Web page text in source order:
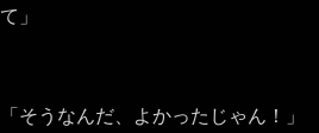
て」
「そうなんだ、よかったじゃん！」